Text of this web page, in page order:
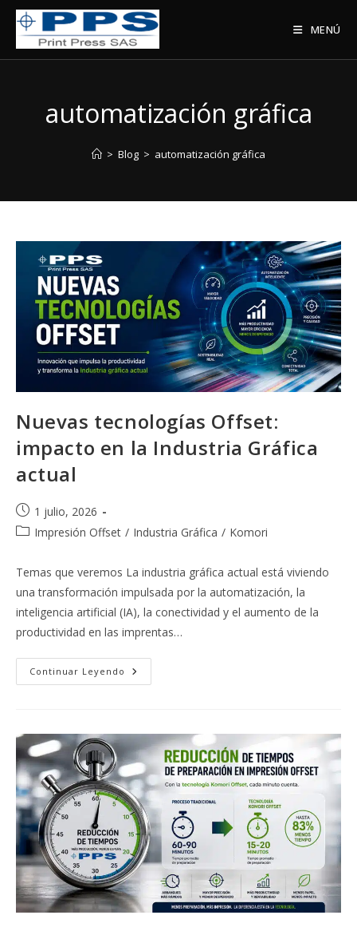
Saltar
contenido
MENÚ
automatización gráfica
> Blog > automatización gráfica
Nuevas tecnologías Offset:
impacto en la Industria Gráfica
actual
Publicación
de
1 julio, 2026
Categoría
entrada:
Impresión Offset / Industria Gráfica / Komori
Temas que veremos La industria gráfica actual está viviendo
una transformación impulsada por la automatización, la
inteligencia artificial (IA), la conectividad y el aumento de la
productividad en las imprentas…
Continuar Leyendo Nuevas
Tecnologías
Industria
Gráfica
Actual